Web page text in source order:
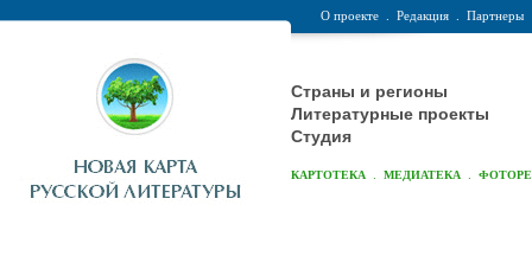
О проекте Редакция Партнеры
Страны и регионы
Литературные проекты
Студия
КАРТОТЕКА МЕДИАТЕКА